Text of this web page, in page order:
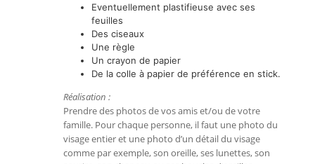
Eventuellement plastifieuse avec ses
feuilles
Des ciseaux
Une règle
Un crayon de papier
De la colle à papier de préférence en stick.
Réalisation :
Prendre des photos de vos amis et/ou de votre
famille. Pour chaque personne, il faut une photo du
visage entier et une photo d’un détail du visage
comme par exemple, son oreille, ses lunettes, son